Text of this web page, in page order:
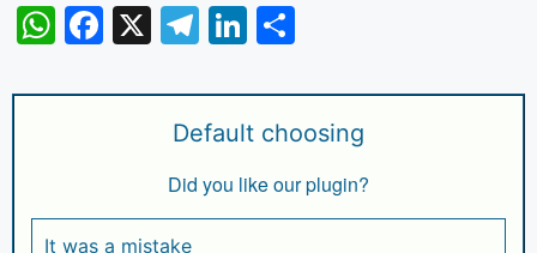
W
at
p
F
c
o
X
T
e
gr
a
m
Li
k
e
dI
n
ar
e
Default choosing
Did you like our plugin?
It was a mistake